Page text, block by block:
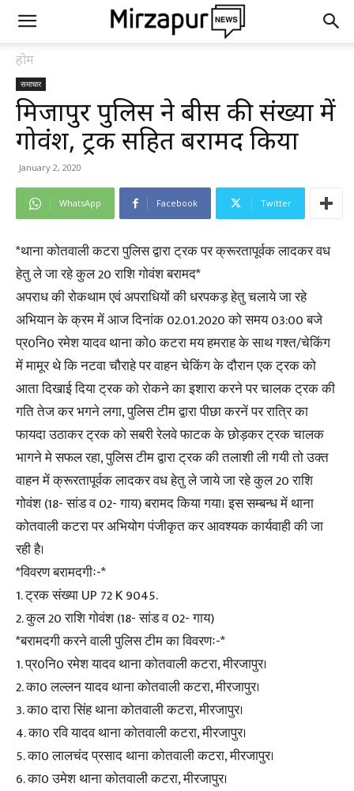
होम
समाचार
मिर्जापुर पुलिस ने बीस की संख्या में
गोवंश, ट्रक सहित बरामद किया
January 2, 2020
WhatsApp Facebook Twitter
*थाना कोतवाली कटरा पुलिस द्वारा ट्रक पर क्रूरतापूर्वक लादकर वध
हेतु ले जा रहे कुल 20 राशि गोवंश बरामद*
अपराध की रोकथाम एवं अपराधियों की धरपकड़ हेतु चलाये जा रहे
अभियान के क्रम में आज दिनांक 02.01.2020 को समय 03:00 बजे
प्र0नि0 रमेश यादव थाना को0 कटरा मय हमराह के साथ गश्त/चेकिंग
में मामूर थे कि नटवा चौराहे पर वाहन चेकिंग के दौरान एक ट्रक को
आता दिखाई दिया ट्रक को रोकने का इशारा करने पर चालक ट्रक की
गति तेज कर भगने लगा, पुलिस टीम द्वारा पीछा करनें पर रात्रि का
फायदा उठाकर ट्रक को सबरी रेलवे फाटक के छोड़कर ट्रक चालक
भागने मे सफल रहा, पुलिस टीम द्वारा ट्रक की तलाशी ली गयी तो उक्त
वाहन में क्रूरतापूर्वक लादकर वध हेतु ले जाये जा रहे कुल 20 राशि
गोवंश (18- सांड व 02- गाय) बरामद किया गया। इस सम्बन्ध में थाना
कोतवाली कटरा पर अभियोग पंजीकृत कर आवश्यक कार्यवाही की जा
रही है।
*विवरण बरामदगीः-*
1. ट्रक संख्या UP 72 K 9045.
2. कुल 20 राशि गोवंश (18- सांड व 02- गाय)
*बरामदगी करने वाली पुलिस टीम का विवरणः-*
1. प्र0नि0 रमेश यादव थाना कोतवाली कटरा, मीरजापुर।
2. का0 लल्लन यादव थाना कोतवाली कटरा, मीरजापुर।
3. का0 दारा सिंह थाना कोतवाली कटरा, मीरजापुर।
4. का0 रवि यादव थाना कोतवाली कटरा, मीरजापुर।
5. का0 लालचंद प्रसाद थाना कोतवाली कटरा, मीरजापुर।
6. का0 उमेश थाना कोतवाली कटरा, मीरजापुर।